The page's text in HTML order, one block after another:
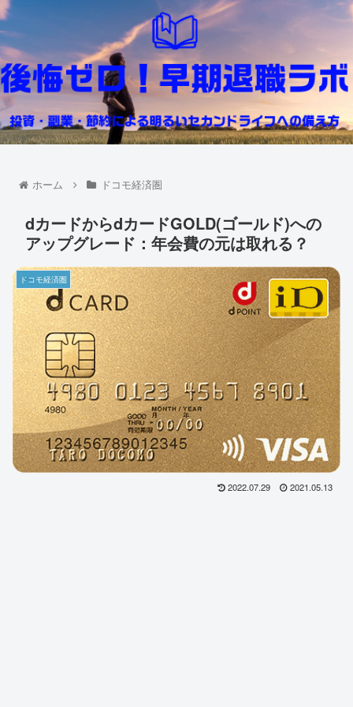
ホーム ドコモ経済圏
dカードからdカードGOLD(ゴールド)への
アップグレード：年会費の元は取れる？
ドコモ経済圏
2022.07.29 2021.05.13